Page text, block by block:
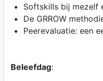
Softskills bij mezelf
De GRROW
Peerevaluatie: een
Beleefdag: